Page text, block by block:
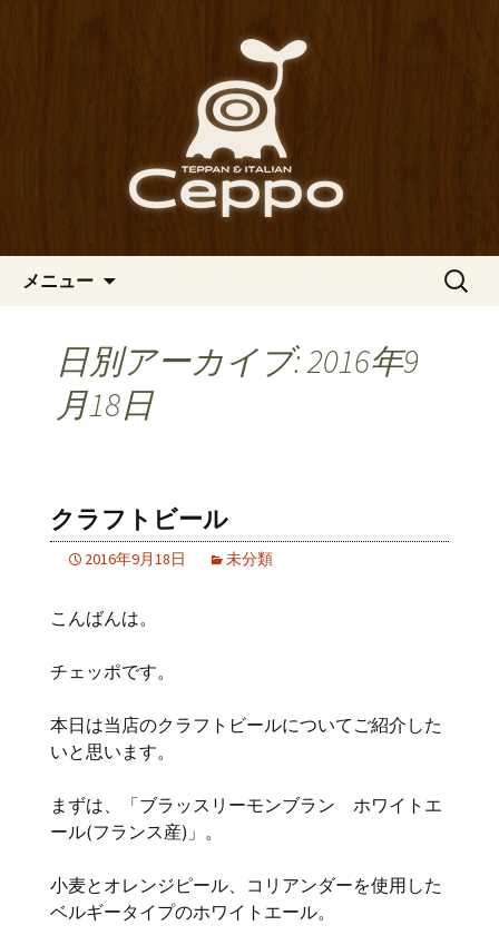
南船場・心斎橋のイタリアン
「Ceppo（チェッポ）」の公式
イタリアン「Ceppo（チェッポ）」。
さまざまなパスタや讃岐オリーブ牛の
ステーキのほか、バルメニューも豊富
にご用意。デートにも一人飲みのお客
様にもぴったりです。
メニュー
検
日別アーカイブ: 2016年9
月18日
クラフトビール
2016年9月18日 未分類
こんばんは。
チェッポです。
本日は当店のクラフトビールについてご紹介した
いと思います。
まずは、「ブラッスリーモンブラン ホワイトエ
ール(フランス産)」。
小麦とオレンジピール、コリアンダーを使用した
ベルギータイプのホワイトエール。